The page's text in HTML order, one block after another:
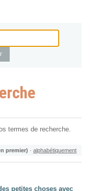
termes de recherche.
premier) · alphabétiquement
petites choses avec